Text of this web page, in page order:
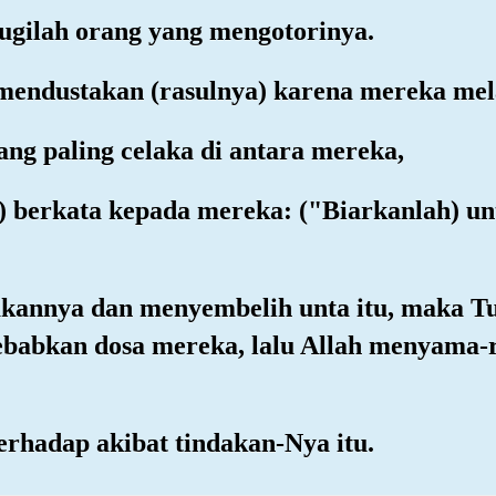
orang yang mengotorinya.
(rasulnya) karena mereka
paling celaka di antara mereka,
berkata kepada mereka: ("Biarkanlah)
dan menyembelih unta itu, maka
dosa mereka, lalu Allah
akibat tindakan-Nya itu.